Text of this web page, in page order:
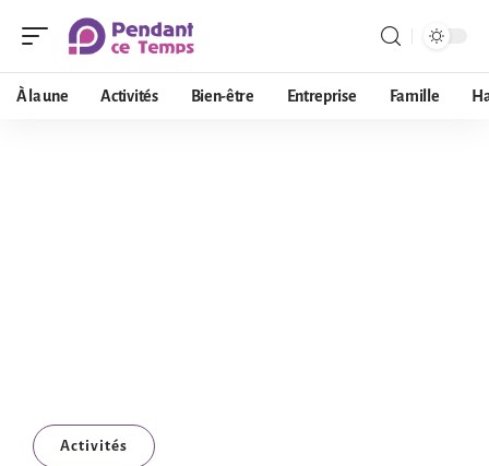
À la une Activités Bien-être Entreprise Famille
Activités